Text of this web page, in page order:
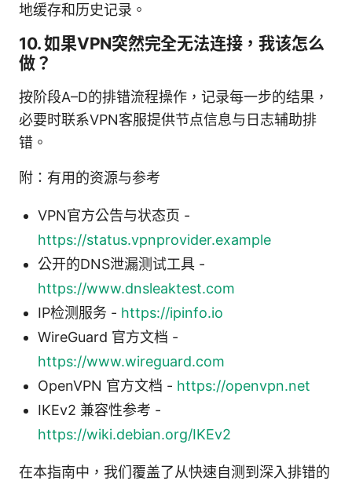
地缓存和历史记录。
10. 如果VPN突然完全无法连接，我该怎么
做？
按阶段A–D的排错流程操作，记录每一步的结果，
必要时联系VPN客服提供节点信息与日志辅助排
错。
附：有用的资源与参考
VPN官方公告与状态页 -
https://status.vpnprovider.example
公开的DNS泄漏测试工具 -
https://www.dnsleaktest.com
IP检测服务 - https://ipinfo.io
WireGuard 官方文档 -
https://www.wireguard.com
OpenVPN 官方文档 - https://openvpn.net
IKEv2 兼容性参考 -
https://wiki.debian.org/IKEv2
在本指南中，我们覆盖了从快速自测到深入排错的